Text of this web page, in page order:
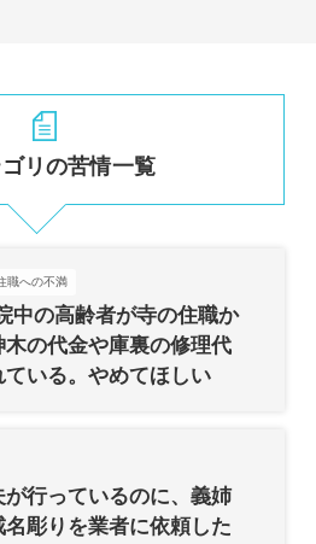
リの苦情一覧
職への不満
中の高齢者が寺の住職か
木の代金や庫裏の修理代
いる。やめてほしい
行っているのに、義姉
彫りを業者に依頼した